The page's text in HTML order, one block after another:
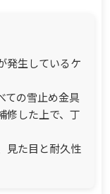
発生しているケ
ての雪止め金具
修した上で、丁
見た目と耐久性